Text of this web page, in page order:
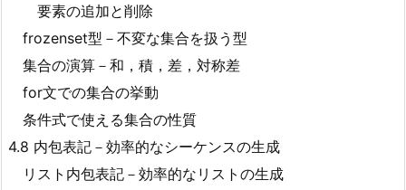
要素の追加と削除
frozenset型－不変な集合を扱う型
集合の演算－和，積，差，対称差
for文での集合の挙動
条件式で使える集合の性質
4.8 内包表記－効率的なシーケンスの生成
リスト内包表記－効率的なリストの生成